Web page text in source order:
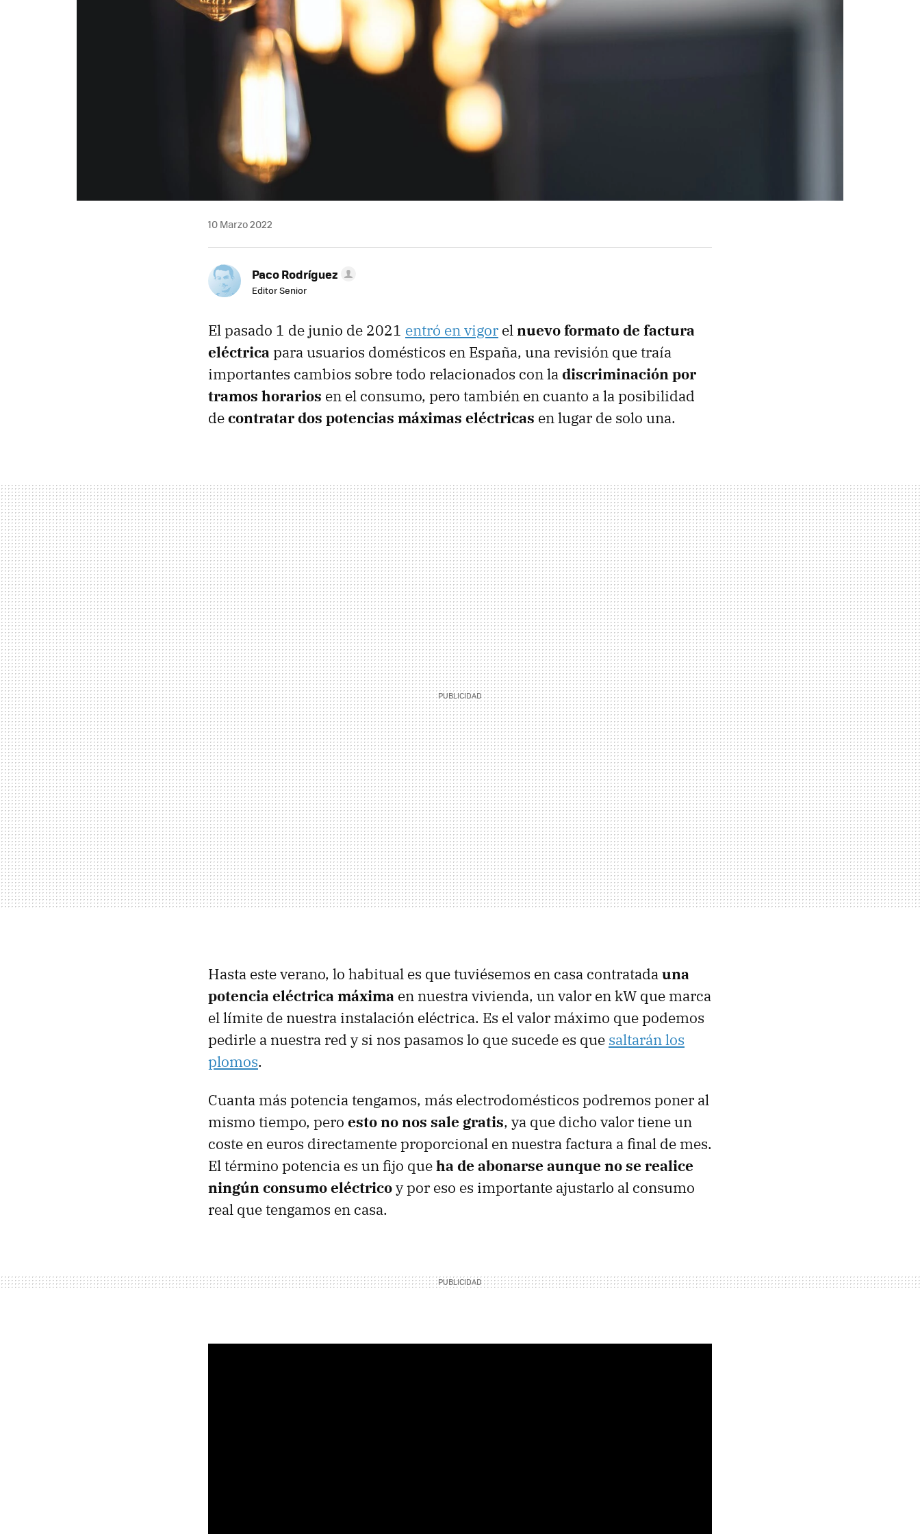
10 Marzo 2022
Paco Rodríguez
Editor Senior
El pasado 1 de junio de 2021 entró en vigor el nuevo formato de factura
eléctrica para usuarios domésticos en España, una revisión que traía
importantes cambios sobre todo relacionados con la discriminación por
tramos horarios en el consumo, pero también en cuanto a la posibilidad
decontratar dos potencias máximas eléctricas en lugar de solo una.
Hasta este verano, lo habitual es que tuviésemos en casa contratada una
potencia eléctrica máxima en nuestra vivienda, un valor en kW que marca
el límite de nuestra instalación eléctrica. Es el valor máximo que podemos
pedirle a nuestra red y si nos pasamos lo que sucede es que saltarán los
plomos.
Cuanta más potencia tengamos, más electrodomésticos podremos poner al
mismo tiempo, pero esto no nos sale gratis, ya que dicho valor tiene un
coste en euros directamente proporcional en nuestra factura a final de mes.
El término potencia es un fijo queha de abonarse aunque no se realice
ningún consumo eléctricoy por eso es importante ajustarlo al consumo
real que tengamos en casa.